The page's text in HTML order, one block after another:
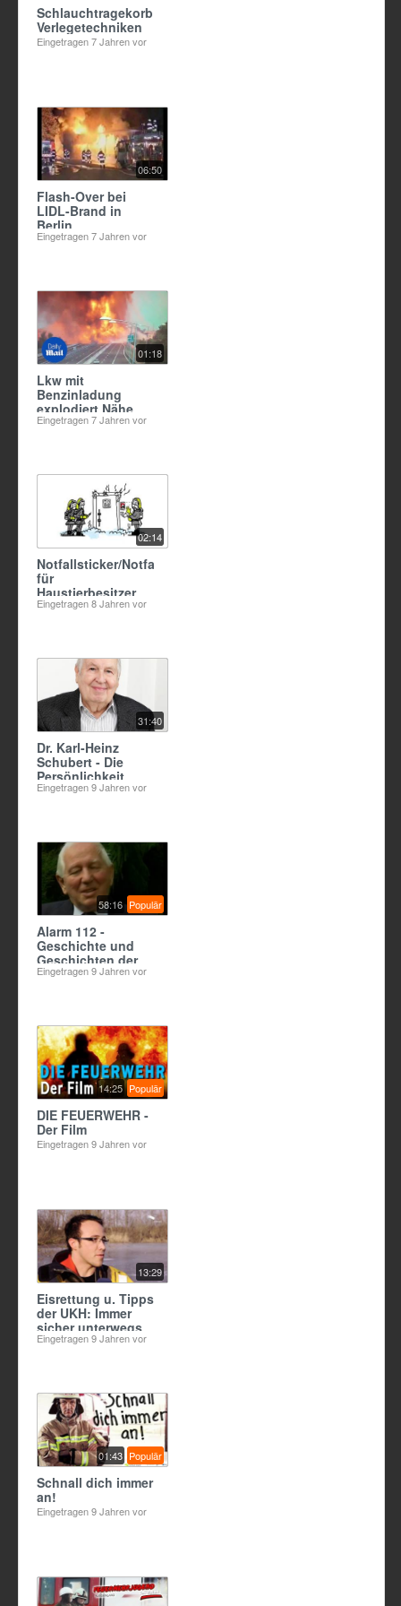
Schlauchtragekorb:
Verlegetechniken
Eingetragen7 Jahren vor
06:50
Flash-Over bei
LIDL-Brand in
Berlin
Eingetragen7 Jahren vor
01:18
Lkw mit
Benzinladung
explodiert Nähe
Bologna
Eingetragen7 Jahren vor
02:14
Notfallsticker/Notfallkarte
für
Haustierbesitzer
Eingetragen8 Jahren vor
31:40
Dr. Karl-Heinz
Schubert - Die
Persönlichkeit
dahinter (c/o
Eingetragen9 Jahren vor
58:16 Populär
Alarm 112 -
Geschichte und
Geschichten der
Berliner Feuerwehr
Eingetragen9 Jahren vor
14:25 Populär
DIE FEUERWEHR -
Der Film
Eingetragen9 Jahren vor
13:29
Eisrettung u. Tipps
der UKH: Immer
sicher unterwegs
bei Eis und
Eingetragen9 Jahren vor
01:43 Populär
Schnall dich immer
an!
Eingetragen9 Jahren vor